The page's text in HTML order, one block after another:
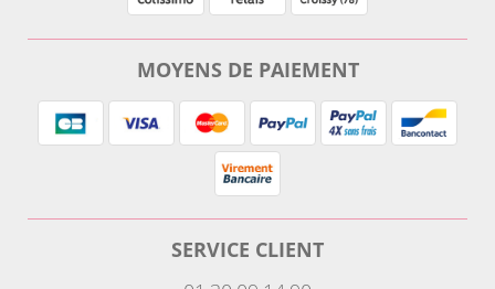
MOYENS DE PAIEMENT
SERVICE CLIENT